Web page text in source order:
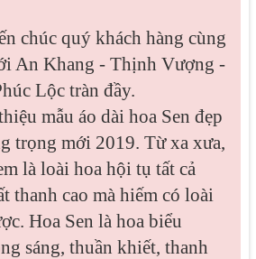
chúc quý khách hàng cùng
An Khang - Thịnh Vượng -
Lộc tràn đầy.
mẫu áo dài hoa Sen đẹp
trọng mới 2019. Từ xa xưa,
là loài hoa hội tụ tất cả
thanh cao mà hiếm có loài
Hoa Sen là hoa biểu
sáng, thuần khiết, thanh